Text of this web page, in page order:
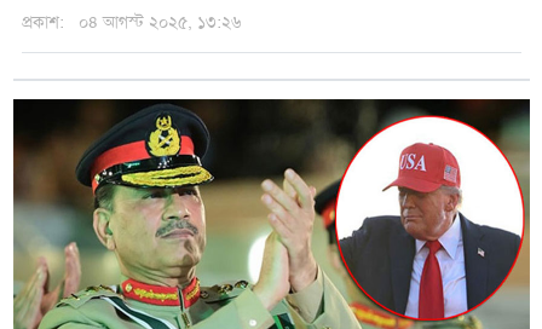
প্রকাশ: ০৪ আগস্ট ২০২৫, ১৩:২৬